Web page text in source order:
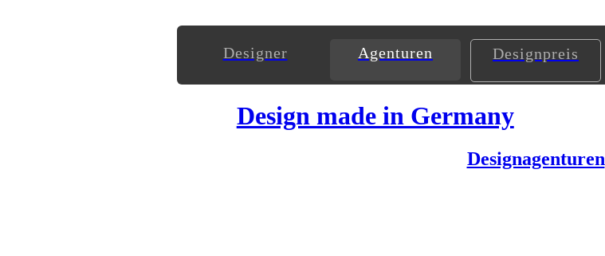
Designer Agenturen Designpreis
Design made in Germany
Designagenturen